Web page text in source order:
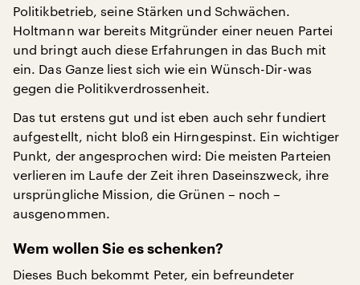
Politikbetrieb, seine Stärken und Schwächen.
Holtmann war bereits Mitgründer einer neuen Partei
und bringt auch diese Erfahrungen in das Buch mit
ein. Das Ganze liest sich wie ein Wünsch-Dir-was
gegen die Politikverdrossenheit.
Das tut erstens gut und ist eben auch sehr fundiert
aufgestellt, nicht bloß ein Hirngespinst. Ein wichtiger
Punkt, der angesprochen wird: Die meisten Parteien
verlieren im Laufe der Zeit ihren Daseinszweck, ihre
ursprüngliche Mission, die Grünen – noch –
ausgenommen.
Wem wollen Sie es schenken?
Dieses Buch bekommt Peter, ein befreundeter